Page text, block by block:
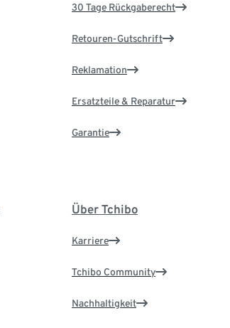
30 Tage Rückgaberecht
Retouren-Gutschrift
Reklamation
Ersatzteile & Reparatur
Garantie
Über Tchibo
Karriere
Tchibo Community
Nachhaltigkeit